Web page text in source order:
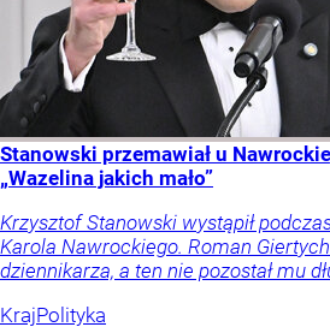
Stanowski przemawiał u
„Wazelina jakich mało”
Krzysztof Stanowski wystąpił
Karola Nawrockiego. Roman
dziennikarza, a ten nie pozostał mu
KrajPolityka